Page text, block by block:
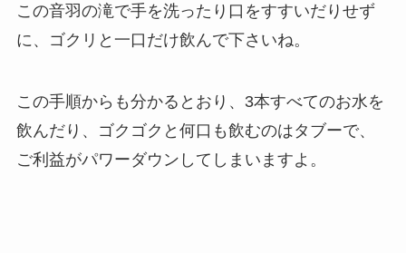
この音羽の滝で手を洗ったり口をすすいだりせず
に、ゴクリと一口だけ飲んで下さいね。
この手順からも分かるとおり、3本すべてのお水を
飲んだり、ゴクゴクと何口も飲むのはタブーで、
ご利益がパワーダウンしてしまいますよ。